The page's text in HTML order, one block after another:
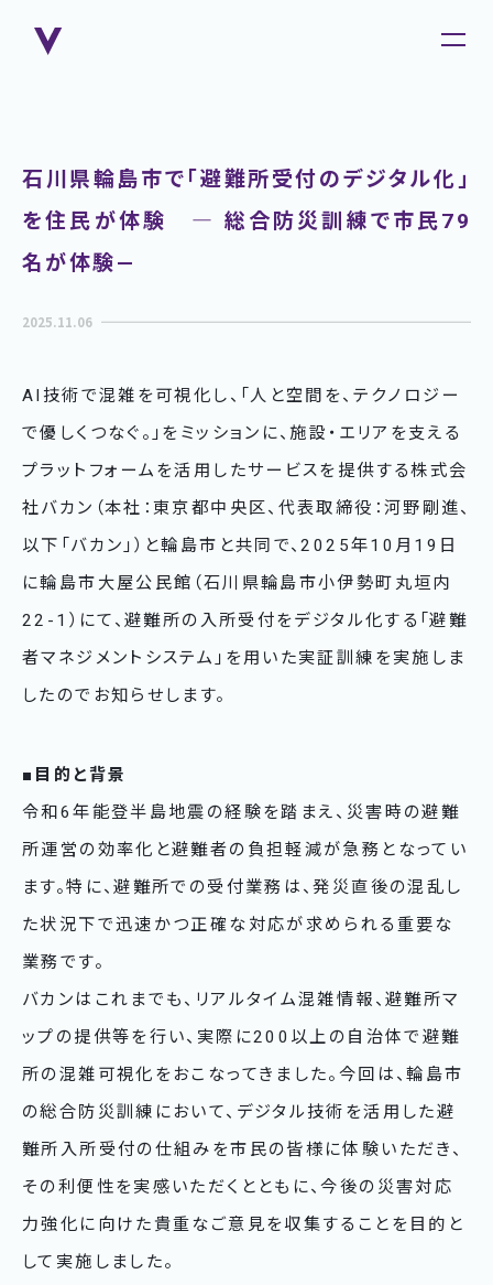
石川県輪島市で「避難所受付のデジタル化」
を住民が体験 ― 総合防災訓練で市民79
名が体験—
2025.11.06
AI技術で混雑を可視化し、「人と空間を、テクノロジー
で優しくつなぐ。」をミッションに、施設・エリアを支える
プラットフォームを活用したサービスを提供する株式会
社バカン（本社：東京都中央区、代表取締役：河野剛進、
以下「バカン」）と輪島市と共同で、2025年10月19日
に輪島市大屋公民館（石川県輪島市小伊勢町丸垣内
22-1）にて、避難所の入所受付をデジタル化する「避難
者マネジメントシステム」を用いた実証訓練を実施しま
したのでお知らせします。
■目的と背景
令和6年能登半島地震の経験を踏まえ、災害時の避難
所運営の効率化と避難者の負担軽減が急務となってい
ます。特に、避難所での受付業務は、発災直後の混乱し
た状況下で迅速かつ正確な対応が求められる重要な
業務です。
バカンはこれまでも、リアルタイム混雑情報、避難所マ
ップの提供等を行い、実際に200以上の自治体で避難
所の混雑可視化をおこなってきました。今回は、輪島市
の総合防災訓練において、デジタル技術を活用した避
難所入所受付の仕組みを市民の皆様に体験いただき、
その利便性を実感いただくとともに、今後の災害対応
力強化に向けた貴重なご意見を収集することを目的と
して実施しました。